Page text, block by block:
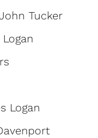
Tucker
Logan